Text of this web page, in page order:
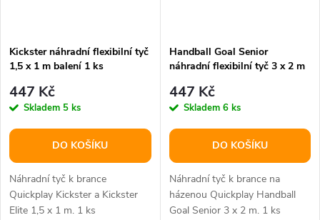
Kickster náhradní flexibilní tyč
1,5 x 1 m balení 1 ks
447 Kč
Skladem 5 ks
DO KOŠÍKU
Náhradní tyč k brance
Quickplay Kickster a Kickster
Elite 1,5 x 1 m. 1 ks
Handball Goal Senior
náhradní flexibilní tyč 3 x 2 m
447 Kč
Skladem 6 ks
DO KOŠÍKU
Náhradní tyč k brance na
házenou Quickplay Handball
Goal Senior 3 x 2 m. 1 ks